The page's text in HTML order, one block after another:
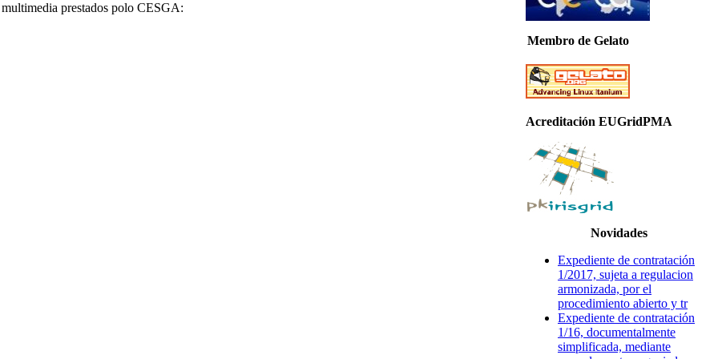
prestados polo CESGA:
Membro de Gelato
Acreditación EUGridPMA
Novidades
Expediente de contratación
1/2017, sujeta a regulacion
armonizada, por el
procedimiento abierto y tr
Expediente de contratación
1/16, documentalmente
simplificada, mediante